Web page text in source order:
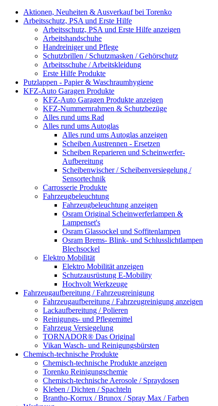
Aktionen, Neuheiten & Ausverkauf bei Torenko
Arbeitsschutz, PSA und Erste Hilfe
Arbeitsschutz, PSA und Erste Hilfe anzeigen
Arbeitshandschuhe
Handreiniger und Pflege
Schutzbrillen / Schutzmasken / Gehörschutz
Arbeitsschuhe / Arbeitskleidung
Erste Hilfe Produkte
Putzlappen - Papier & Waschraumhygiene
KFZ-Auto Garagen Produkte
KFZ-Auto Garagen Produkte anzeigen
KFZ-Nummernrahmen & Schutzbezüge
Alles rund ums Rad
Alles rund ums Autoglas
Alles rund ums Autoglas anzeigen
Scheiben Austrennen - Ersetzen
Scheiben Reparieren und Scheinwerfer-
Aufbereitung
Scheibenwischer / Scheibenversiegelung /
Sensortechnik
Carrosserie Produkte
Fahrzeugbeleuchtung
Fahrzeugbeleuchtung anzeigen
Osram Original Scheinwerferlampen &
Lampenset's
Osram Glassockel und Soffitenlampen
Osram Brems- Blink- und Schlusslichtlampen
Blechsockel
Elektro Mobilität
Elektro Mobilität anzeigen
Schutzausrüstung E-Mobility
Hochvolt Werkzeuge
Fahrzeugaufbereitung / Fahrzeugreinigung
Fahrzeugaufbereitung / Fahrzeugreinigung anzeigen
Lackaufbereitung / Polieren
Reinigungs- und Pflegemittel
Fahrzeug Versiegelung
TORNADOR® Das Original
Vikan Wasch- und Reinigungsbürsten
Chemisch-technische Produkte
Chemisch-technische Produkte anzeigen
Torenko Reinigungschemie
Chemisch-technische Aerosole / Spraydosen
Kleben / Dichten / Spachteln
Brantho-Korrux / Brunox / Spray Max / Farben